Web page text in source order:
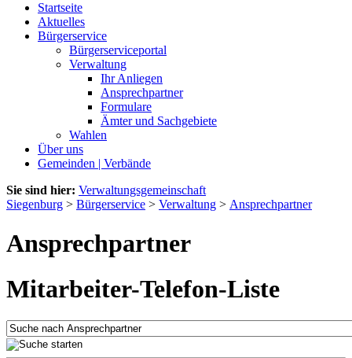
Startseite
Aktuelles
Bürgerservice
Bürgerserviceportal
Verwaltung
Ihr Anliegen
Ansprechpartner
Formulare
Ämter und Sachgebiete
Wahlen
Über uns
Gemeinden | Verbände
Sie sind hier: Verwaltungsgemeinschaft
Siegenburg > Bürgerservice > Verwaltung > Ansprechpartner
Ansprechpartner
Mitarbeiter-Telefon-Liste